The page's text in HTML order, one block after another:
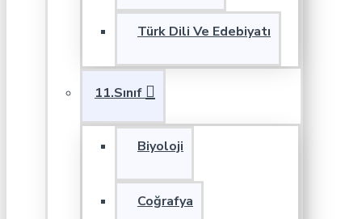
Türk Dili Ve Edebiyatı
11.Sınıf
Biyoloji
Coğrafya